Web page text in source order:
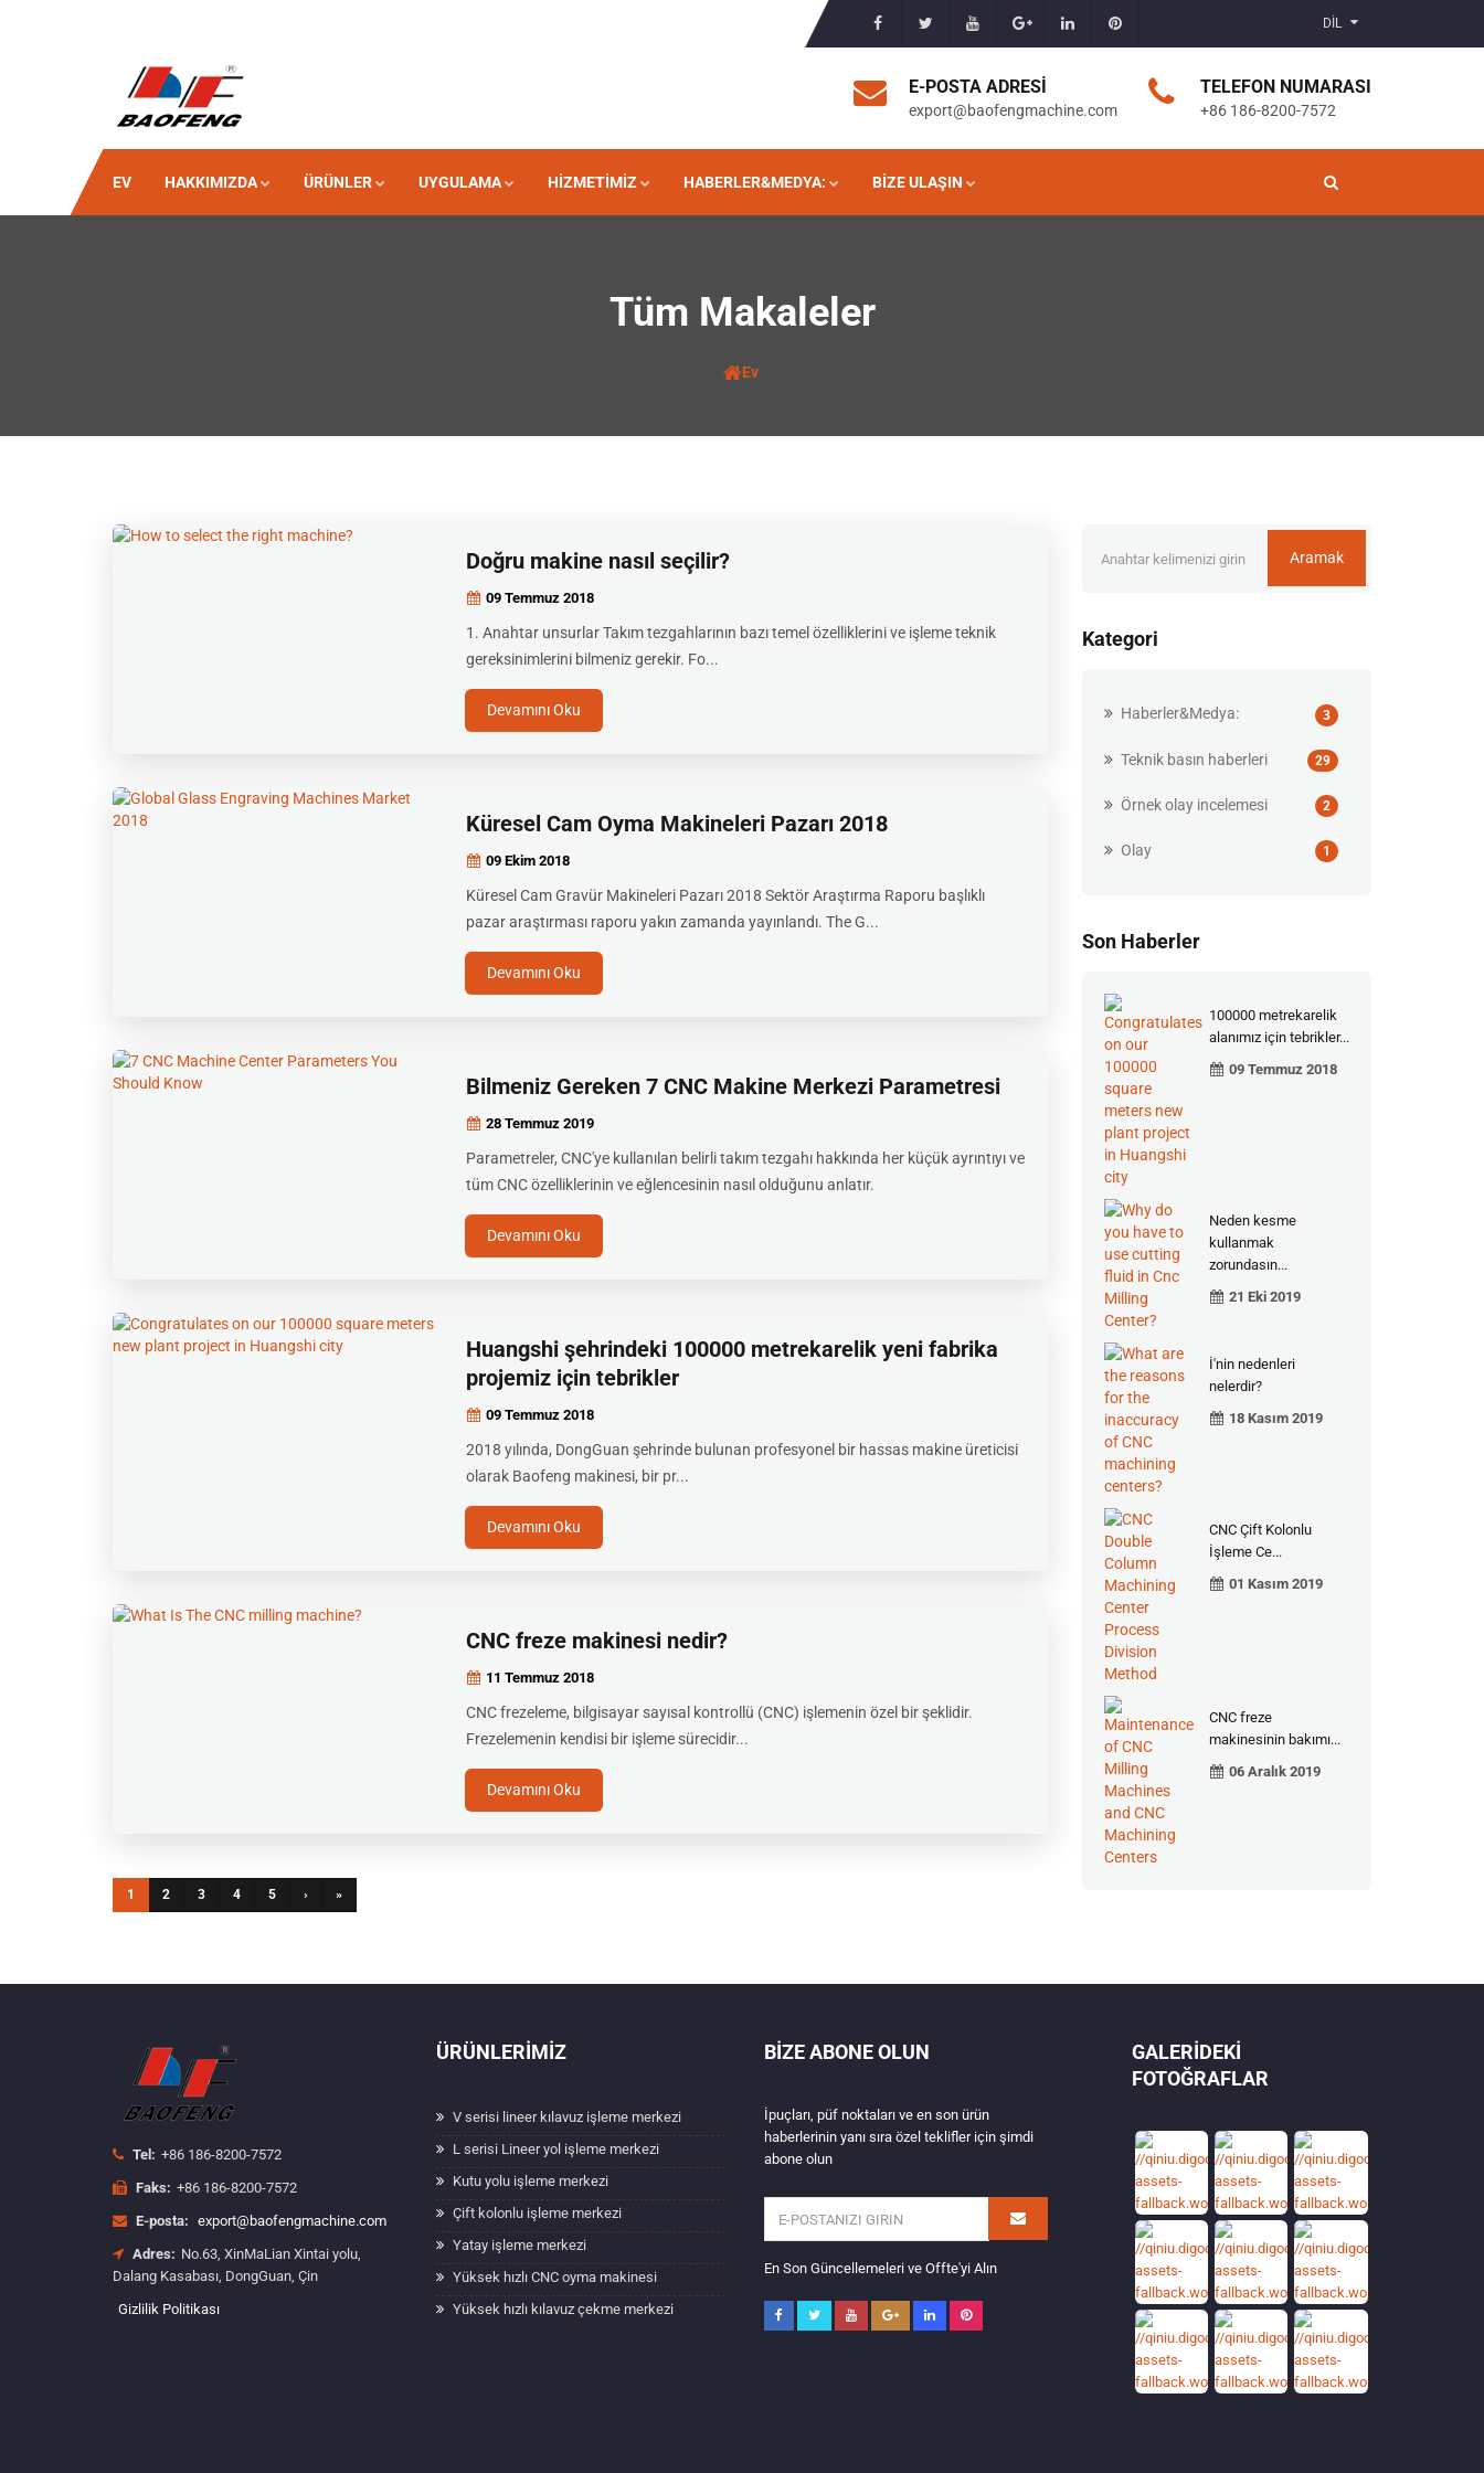
DİL
E-POSTA ADRESI
export@baofengmachine.com
TELEFON NUMARASI
+86 186-8200-7572
EV HAKKIMIZDA ÜRÜNLER UYGULAMA HIZMETIMIZ HABERLER&MEDYA: BIZE ULAŞIN
Tüm Makaleler
Ev
Doğru makine nasıl seçilir?
09 Temmuz 2018
1. Anahtar unsurlar Takım tezgahlarının bazı temel özelliklerini ve işleme teknik
gereksinimlerini bilmeniz gerekir. Fo...
Devamını Oku
Küresel Cam Oyma Makineleri Pazarı 2018
09 Ekim 2018
Küresel Cam Gravür Makineleri Pazarı 2018 Sektör Araştırma Raporu başlıklı
pazar araştırması raporu yakın zamanda yayınlandı. The G...
Devamını Oku
Bilmeniz Gereken 7 CNC Makine Merkezi Parametresi
28 Temmuz 2019
Parametreler, CNC'ye kullanılan belirli takım tezgahı hakkında her küçük ayrıntıyı ve
tüm CNC özelliklerinin ve eğlencesinin nasıl olduğunu anlatır.
Devamını Oku
Huangshi şehrindeki 100000 metrekarelik yeni fabrika
projemiz için tebrikler
09 Temmuz 2018
2018 yılında, DongGuan şehrinde bulunan profesyonel bir hassas makine üreticisi
olarak Baofeng makinesi, bir pr...
Devamını Oku
CNC freze makinesi nedir?
11 Temmuz 2018
CNC frezeleme, bilgisayar sayısal kontrollü (CNC) işlemenin özel bir şeklidir.
Frezelemenin kendisi bir işleme sürecidir...
Devamını Oku
1 2 3 4 5 › »
Aramak
Kategori
Haberler&Medya: 3
Teknik basın haberleri 29
Örnek olay incelemesi 2
Olay 1
Son Haberler
100000 metrekarelik
alanımız için tebrikler...
09 Temmuz 2018
Neden kesme
kullanmak
zorundasın...
21 Eki 2019
İ'nin nedenleri
nelerdir?
18 Kasım 2019
CNC Çift Kolonlu
İşleme Ce...
01 Kasım 2019
CNC freze
makinesinin bakımı...
06 Aralık 2019
Tel: +86 186-8200-7572
Faks: +86 186-8200-7572
E-posta: export@baofengmachine.com
Adres: No.63, XinMaLian Xintai yolu,
Dalang Kasabası, DongGuan, Çin
Gizlilik Politikası
ÜRÜNLERIMIZ
V serisi lineer kılavuz işleme merkezi
L serisi Lineer yol işleme merkezi
Kutu yolu işleme merkezi
Çift kolonlu işleme merkezi
Yatay işleme merkezi
Yüksek hızlı CNC oyma makinesi
Yüksek hızlı kılavuz çekme merkezi
BIZE ABONE OLUN
İpuçları, püf noktaları ve en son ürün
haberlerinin yanı sıra özel teklifler için şimdi
abone olun
En Son Güncellemeleri ve Offte'yi Alın
GALERIDEKI
FOTOĞRAFLAR